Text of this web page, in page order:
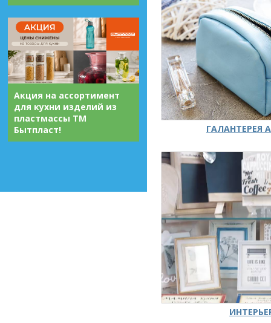
Акция на ассортимент
для кухни изделий из
пластмассы ТМ
Бытпласт!
ГАЛАНТЕРЕЯ